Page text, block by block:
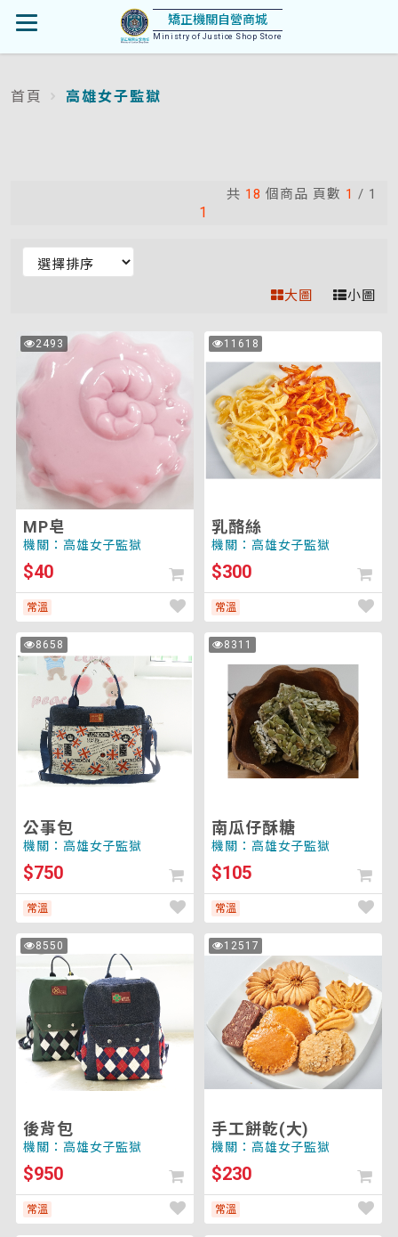
開
啟
矯正機關自營商城
Ministry of Justice Shop Store
首
頁
:::
首頁 高雄女子監獄
1
共 18 個商品 頁數 1 / 1
選
項
後
將
新
載
入
面
以
套
用
排
序)
大圖 小圖
2493
次
MP
MP皂
機關：高雄女子監獄
$40
常溫
11618
次
瀏
乳
酪
乳酪絲
機關：高雄女子監獄
$300
常溫
8658
次
覽
公
事
公事包
機關：高雄女子監獄
$750
常溫
8311
次
南
南瓜仔酥糖
機關：高雄女子監獄
$105
常溫
8550
次
後
後背包
機關：高雄女子監獄
$950
常溫
12517
次
手
(大)
手工餅乾(大)
機關：高雄女子監獄
$230
常溫